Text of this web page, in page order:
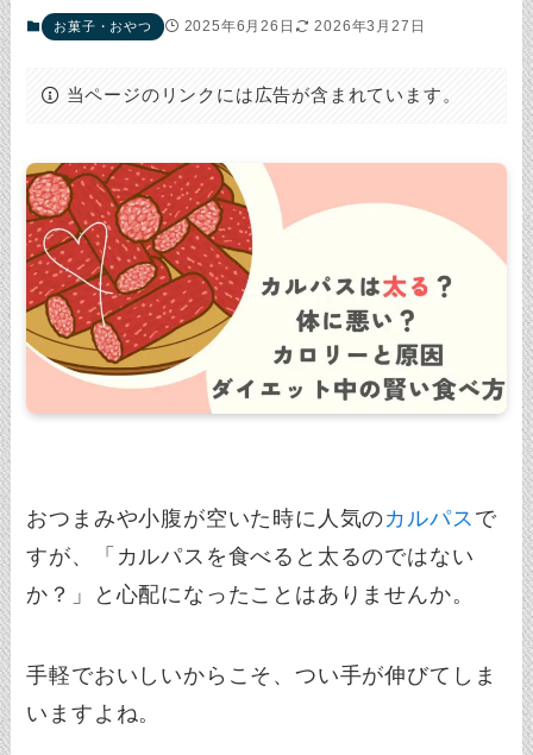
お菓子・おやつ 2025年6月26日 2026年3月27日
当ページのリンクには広告が含まれています。
おつまみや小腹が空いた時に人気のカルパス で
すが、「カルパスを食べると太るのではない
か？」と心配になったことはありませんか。
手軽でおいしいからこそ、つい手が伸びてしま
いますよね。